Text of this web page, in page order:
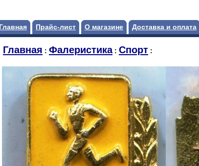
Главная Прайс-лист О магазине Доставка и оплата
Главная : Фалеристика: Спорт :